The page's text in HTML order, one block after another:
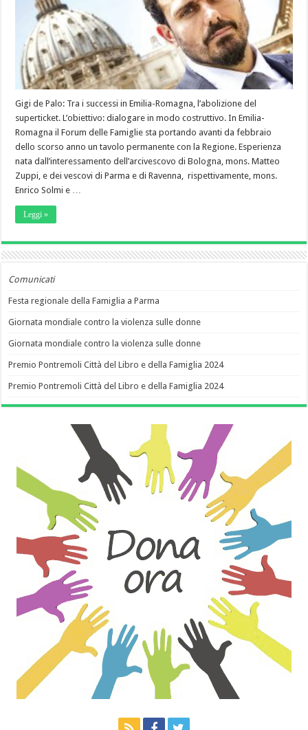
Gigi de Palo: Tra i successi in Emilia-Romagna, l’abolizione del
superticket. L’obiettivo: dialogare in modo costruttivo. In Emilia-
Romagna il Forum delle Famiglie sta portando avanti da febbraio
dello scorso anno un tavolo permanente con la Regione. Esperienza
nata dall’interessamento dell’arcivescovo di Bologna, mons. Matteo
Zuppi, e dei vescovi di Parma e di Ravenna, rispettivamente, mons.
Enrico Solmi e …
Leggi »
Comunicati
Festa regionale della Famiglia a Parma
Giornata mondiale contro la violenza sulle donne
Giornata mondiale contro la violenza sulle donne
Premio Pontremoli Città del Libro e della Famiglia 2024
Premio Pontremoli Città del Libro e della Famiglia 2024